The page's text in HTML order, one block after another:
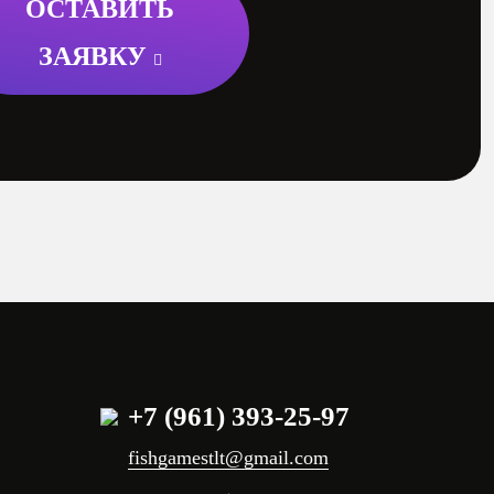
ОСТАВИТЬ
ЗАЯВКУ
+7 (961) 393-25-97
fishgamestlt@gmail.com